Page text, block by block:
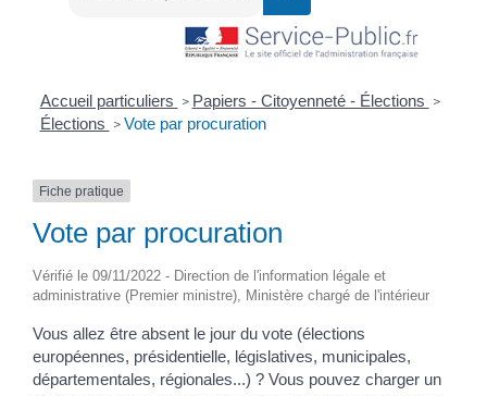
Accueil particuliers > Papiers - Citoyenneté - Élections >
Élections > Vote par procuration
Fiche pratique
Vote par procuration
Vérifié le 09/11/2022 - Direction de l'information légale et
administrative (Premier ministre), Ministère chargé de l'intérieur
Vous allez être absent le jour du vote (élections
européennes, présidentielle, législatives, municipales,
départementales, régionales...) ? Vous pouvez charger un